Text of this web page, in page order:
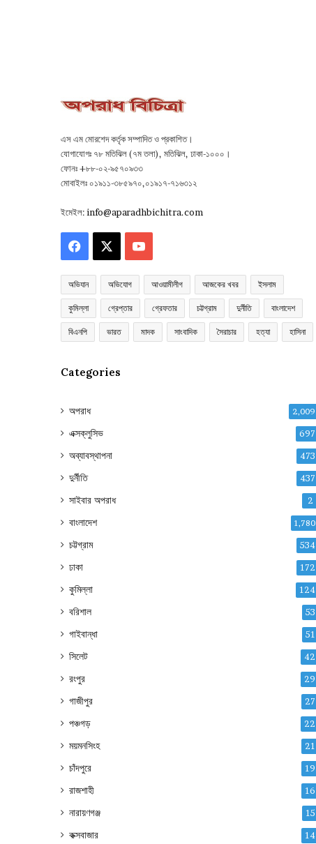
এস এম মোরশেদ কর্তৃক সম্পাদিত ও প্রকাশিত।
যোগাযোগঃ ৭৮ মতিঝিল (৭ম তলা), মতিঝিল, ঢাকা-১০০০।
ফোনঃ +৮৮-০২-৯৫৭০৯৩৩
মোবাইলঃ ০১৯১১-৩৮৫৯৭০,০১৯১৭-৭১৬৩১২
ইমেইল:info@aparadhbichitra.com
Facebook YouTube
অভিযান অভিযোগ আওয়ামীলীগ আজকের খবর ইসলাম
কুমিল্লা গ্রেপ্তার গ্রেফতার চট্টগ্রাম দুর্নীতি বাংলাদেশ
বিএনপি ভারত মাদক সাংবাদিক সৈরাচার হত্যা হাসিনা
Categories
অপরাধ 2,009
এক্সক্লুসিভ 697
অব্যাবস্থাপনা 473
দুর্নীতি 437
সাইবার অপরাধ 2
বাংলাদেশ 1,780
চট্টগ্রাম 534
ঢাকা 172
কুমিল্লা 124
বরিশাল 53
গাইবান্ধা 51
সিলেট 42
রংপুর 29
গাজীপুর 27
পঞ্চগড় 22
ময়মনসিংহ 21
চাঁদপুরে 19
রাজশাহী 16
নারায়ণগঞ্জ 15
কক্সবাজার 14